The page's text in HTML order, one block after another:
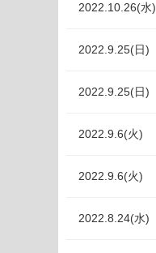
2022.10.26(水)
2022.9.25(日)
2022.9.25(日)
2022.9.6(火)
2022.9.6(火)
2022.8.24(水)